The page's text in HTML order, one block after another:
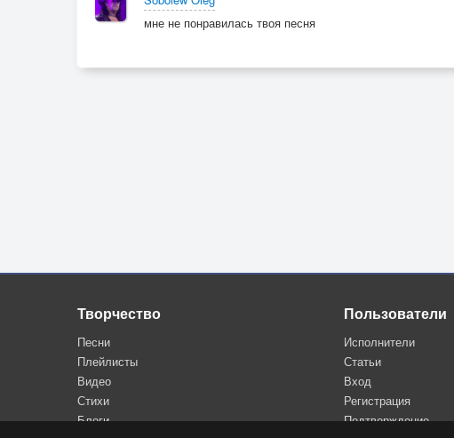
мне не понравилась твоя песня
Творчество
Песни
Плейлисты
Видео
Стихи
Блоги
Пользователи
Исполнители
Статьи
Вход
Регистрация
Подтверждение